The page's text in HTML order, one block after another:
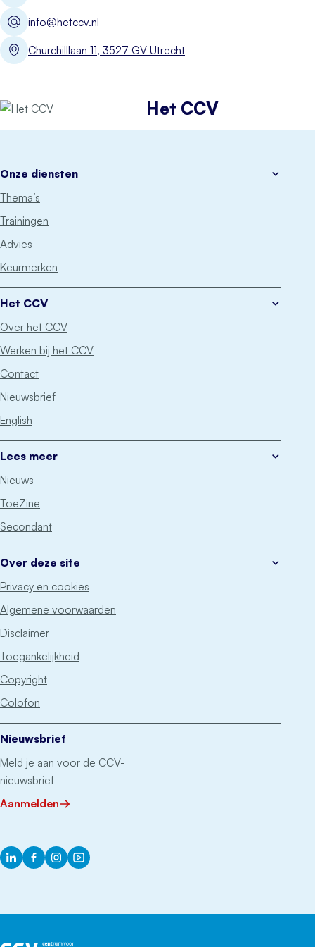
info@hetccv.nl
Churchilllaan 11, 3527 GV Utrecht
Het CCV
Onze diensten
Thema’s
Trainingen
Advies
Keurmerken
Het CCV
Over het CCV
Werken bij het CCV
Contact
Nieuwsbrief
English
Lees meer
Nieuws
ToeZine
Secondant
Over deze site
Privacy en cookies
Algemene voorwaarden
Disclaimer
Toegankelijkheid
Copyright
Colofon
Nieuwsbrief
Meld je aan voor de CCV-
nieuwsbrief
Aanmelden
LinkedInFacebook
InstagramYouTube